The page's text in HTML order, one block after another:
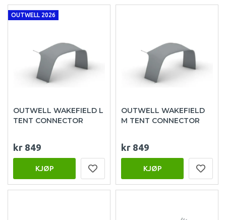
OUTWELL 2026
OUTWELL WAKEFIELD L
TENT CONNECTOR
kr 849
KJØP
OUTWELL WAKEFIELD
M TENT CONNECTOR
kr 849
KJØP